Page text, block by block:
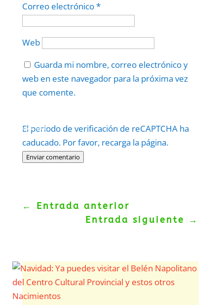
Correo electrónico*
Web
Guarda mi nombre, correo electrónico y
web en este navegador para la próxima vez
que comente.
El periodo de verificación de reCAPTCHA ha
caducado. Por favor, recarga la página.
Enviar comentario
Politica–Términos.
← Entrada anterior
Entrada siguiente
→